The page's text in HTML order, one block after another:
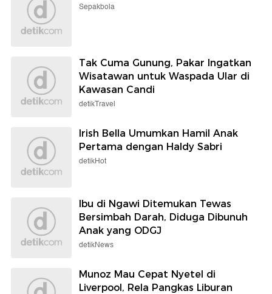
Sepakbola
Tak Cuma Gunung, Pakar Ingatkan
Wisatawan untuk Waspada Ular di
Kawasan Candi
detikTravel
Irish Bella Umumkan Hamil Anak
Pertama dengan Haldy Sabri
detikHot
Ibu di Ngawi Ditemukan Tewas
Bersimbah Darah, Diduga Dibunuh
Anak yang ODGJ
detikNews
Munoz Mau Cepat Nyetel di
Liverpool, Rela Pangkas Liburan